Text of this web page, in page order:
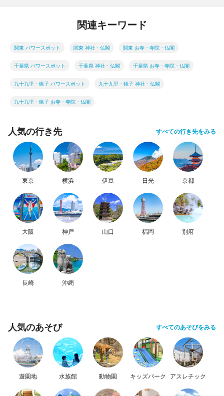
関連キーワード
関東 パワースポット 関東 神社・仏閣 関東 お寺・寺院・仏閣
千葉県 パワースポット 千葉県 神社・仏閣 千葉県 お寺・寺院・仏閣
九十九里・銚子 パワースポット 九十九里・銚子 神社・仏閣
九十九里・銚子 お寺・寺院・仏閣
人気の行き先 すべての行き先をみる
東京 横浜 伊豆 日光 京都
大阪 神戸 山口 福岡 別府
長崎 沖縄
人気のあそび すべてのあそびをみる
遊園地 水族館 動物園 キッズパーク アスレチック